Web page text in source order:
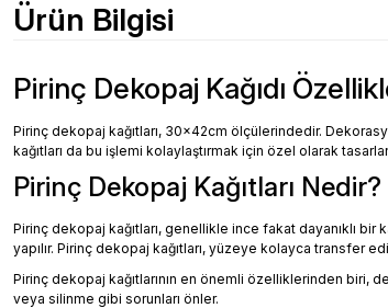
Ürün Bilgisi
Pirinç Dekopaj Kağıdı
Pirinç dekopaj kağıtları, 30x42cm ölçülerindedir.
kağıtları da bu işlemi kolaylaştırmak için özel olarak
Pirinç Dekopaj Kağıtları Nedir?
Pirinç dekopaj kağıtları, genellikle ince fakat dayanıklı bir
yapılır. Pirinç dekopaj kağıtları, yüzeye kolayca transfer
Pirinç dekopaj kağıtlarının en önemli özelliklerinden biri,
veya silinme gibi sorunları önler.